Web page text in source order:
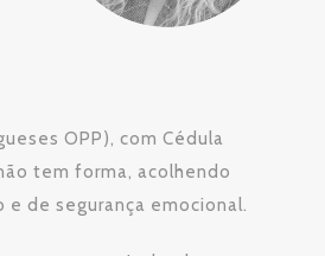
OPP), com Cédula
tem forma, acolhendo
de segurança emocional.